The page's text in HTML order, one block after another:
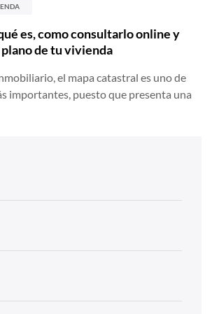
es, como consultarlo online y
de tu vivienda
el mapa catastral es uno de
importantes, puesto que presenta una